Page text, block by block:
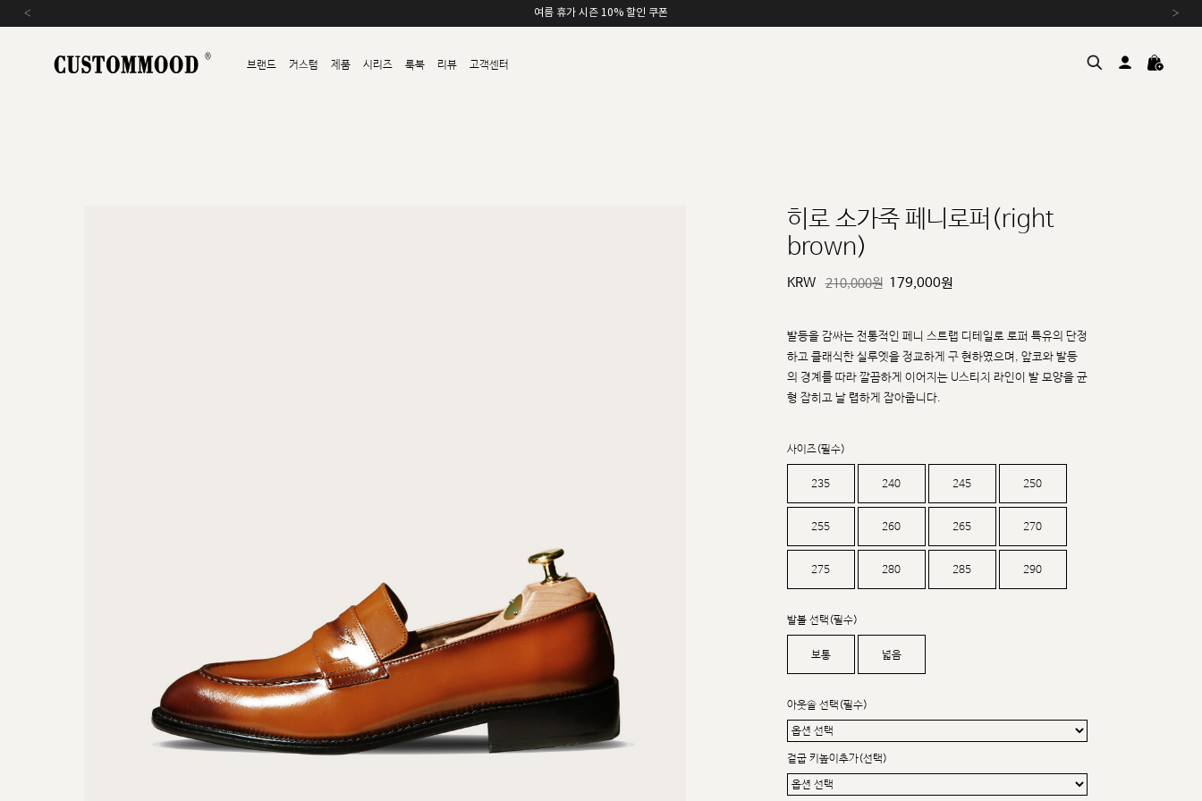
여름 휴가 시즌 10% 할인 쿠폰
‹ ›
브랜드 커스텀 제품 시리즈 룩북 리뷰 고객센터
sat,sun,holiday off
히로 소가죽 페니로퍼(right
brown)
KRW 210,000원 179,000원
발등을 감싸는 전통적인 페니 스트랩 디테일로 로퍼 특유의 단정
하고 클래식한 실루엣을 정교하게 구 현하였으며, 앞코와 발등
의 경계를 따라 깔끔하게 이어지는 U스티치 라인이 발 모양을 균
형 잡히고 날 렵하게 잡아줍니다.
사이즈(필수)
235 240 245 250
255 260 265 270
275 280 285 290
발볼 선택(필수)
보통 넓음
아웃솔 선택(필수)
겉굽 키높이추가(선택)